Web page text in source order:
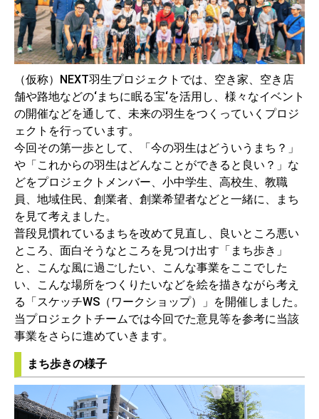
（仮称）NEXT羽生プロジェクトでは、空き家、空き店
舗や路地などの‘まちに眠る宝‘を活用し、様々なイベント
の開催などを通して、未来の羽生をつくっていくプロジ
ェクトを行っています。
今回その第一歩として、「今の羽生はどういうまち？」
や「これからの羽生はどんなことができると良い？」な
どをプロジェクトメンバー、小中学生、高校生、教職
員、地域住民、創業者、創業希望者などと一緒に、まち
を見て考えました。
普段見慣れているまちを改めて見直し、良いところ悪い
ところ、面白そうなところを見つけ出す「まち歩き」
と、こんな風に過ごしたい、こんな事業をここでした
い、こんな場所をつくりたいなどを絵を描きながら考え
る「スケッチWS（ワークショップ）」を開催しました。
当プロジェクトチームでは今回でた意見等を参考に当該
事業をさらに進めていきます。
まち歩きの様子